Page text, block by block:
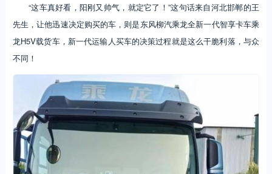
“这车真好看，阳刚又帅气，就定它了！”这句话来自河北邯郸的王
先生，让他迅速决定购买的车，则是东风柳汽乘龙全新一代智享卡车乘
龙H5V载货车，新一代运输人买车的决策过程就是这么干脆利落，与众
不同！